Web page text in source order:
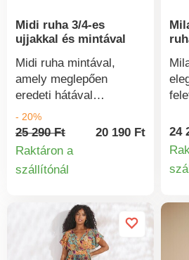
Midi ruha 3/4-es
ujjakkal és mintával
Midi ruha mintával,
amely meglepően
eredeti hátával
rendelkezik. Elöl V-
nyakú. Hátul keresztbe
tett vállrésszel. 3/4-es
rugalmas
hátul rugalmas derék.
Ráncolt derék. Oldalt
rejtett cipzár. Egyenes
alsó szegély elöl
- 20%
25 290 Ft
20 190 Ft
Raktáron a
szállítónál
7/
24